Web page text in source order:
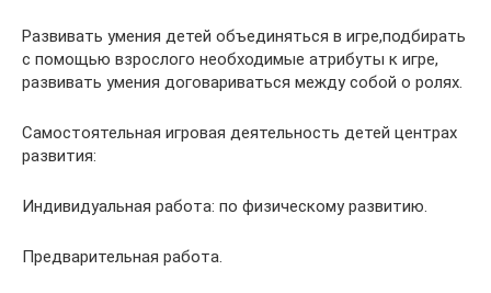
Развивать умения детей объединяться в игре,подбирать
с помощью взрослого необходимые атрибуты к игре,
развивать умения договариваться между собой о ролях.
Самостоятельная игровая деятельность детей центрах
развития:
Индивидуальная работа: по физическому развитию.
Предварительная работа.